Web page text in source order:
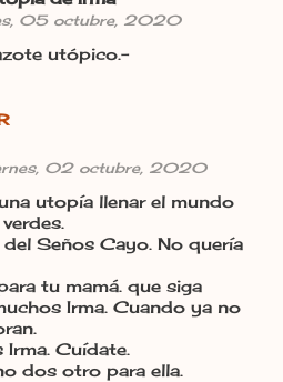
05 octubre, 2020
utópico.-
02 octubre, 2020
utopía llenar el mundo
Seños Cayo. No quería
tu mamá. que siga
Irma. Cuando ya no
Irma. Cuídate.
dos otro para ella.